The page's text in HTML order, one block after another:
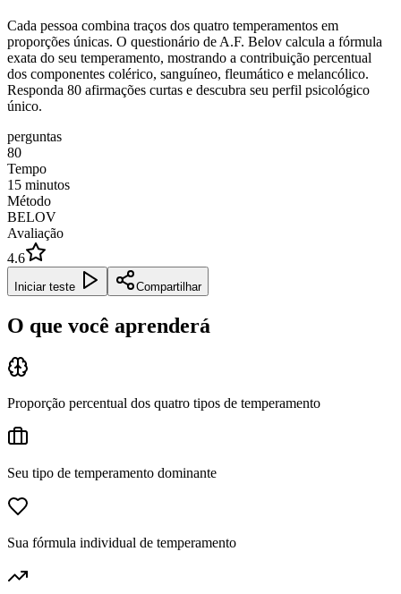
Cada pessoa combina traços dos quatro temperamentos em
proporções únicas. O questionário de A.F. Belov calcula a fórmula
exata do seu temperamento, mostrando a contribuição percentual
dos componentes colérico, sanguíneo, fleumático e melancólico.
Responda 80 afirmações curtas e descubra seu perfil psicológico
único.
perguntas
80
Tempo
15 minutos
Método
BELOV
Avaliação
4.6
Iniciar teste Compartilhar
O que você aprenderá
Proporção percentual dos quatro tipos de temperamento
Seu tipo de temperamento dominante
Sua fórmula individual de temperamento